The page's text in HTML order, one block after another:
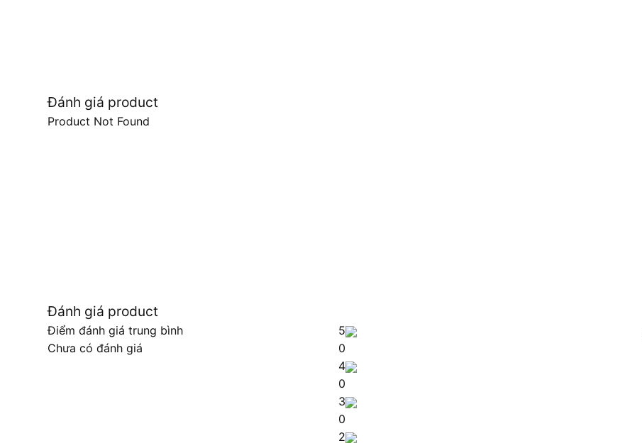
Đánh giá product
Product Not Found
Đánh giá product
Điểm đánh giá trung bình
Chưa có đánh giá
5
0
4
0
3
0
2